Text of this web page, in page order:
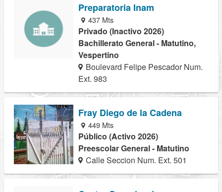
Preparatoria Inam
437 Mts
Privado (Inactivo 2026)
Bachillerato General - Matutino,
Vespertino
Boulevard Felipe Pescador Num.
Ext. 983
Fray Diego de la Cadena
449 Mts
Público (Activo 2026)
Preescolar General - Matutino
Calle Seccion Num. Ext. 501